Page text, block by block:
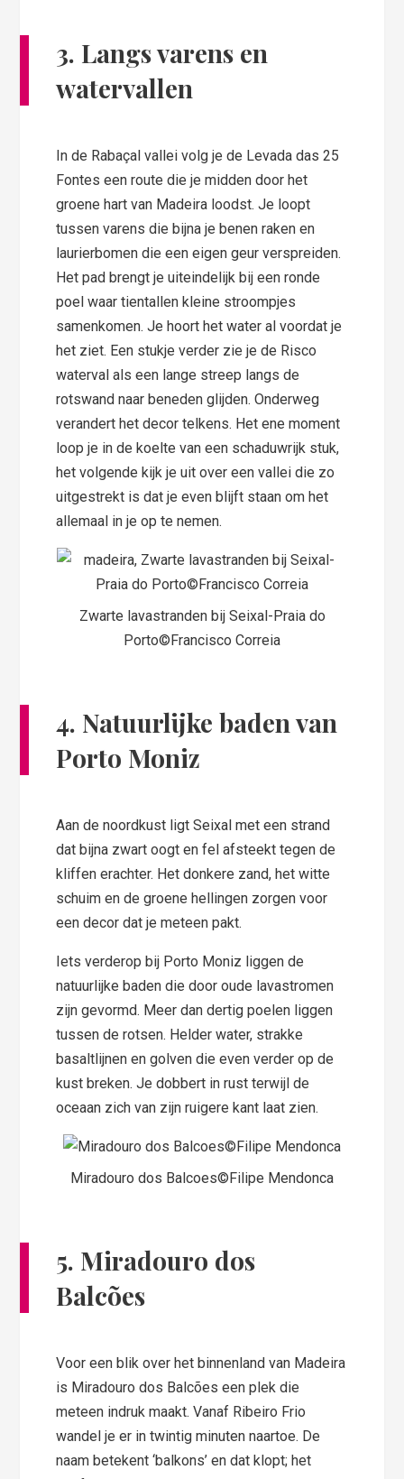
3. Langs varens en
watervallen
In de Rabaçal vallei volg je de Levada das 25
Fontes een route die je midden door het
groene hart van Madeira loodst. Je loopt
tussen varens die bijna je benen raken en
laurierbomen die een eigen geur verspreiden.
Het pad brengt je uiteindelijk bij een ronde
poel waar tientallen kleine stroompjes
samenkomen. Je hoort het water al voordat je
het ziet. Een stukje verder zie je de Risco
waterval als een lange streep langs de
rotswand naar beneden glijden. Onderweg
verandert het decor telkens. Het ene moment
loop je in de koelte van een schaduwrijk stuk,
het volgende kijk je uit over een vallei die zo
uitgestrekt is dat je even blijft staan om het
allemaal in je op te nemen.
Zwarte lavastranden bij Seixal-Praia do
Porto©Francisco Correia
4. Natuurlijke baden van
Porto Moniz
Aan de noordkust ligt Seixal met een strand
dat bijna zwart oogt en fel afsteekt tegen de
kliffen erachter. Het donkere zand, het witte
schuim en de groene hellingen zorgen voor
een decor dat je meteen pakt.
Iets verderop bij Porto Moniz liggen de
natuurlijke baden die door oude lavastromen
zijn gevormd. Meer dan dertig poelen liggen
tussen de rotsen. Helder water, strakke
basaltlijnen en golven die even verder op de
kust breken. Je dobbert in rust terwijl de
oceaan zich van zijn ruigere kant laat zien.
Miradouro dos Balcoes©Filipe Mendonca
5. Miradouro dos
Balcões
Voor een blik over het binnenland van Madeira
is Miradouro dos Balcões een plek die
meteen indruk maakt. Vanaf Ribeiro Frio
wandel je er in twintig minuten naartoe. De
naam betekent ‘balkons’ en dat klopt; het